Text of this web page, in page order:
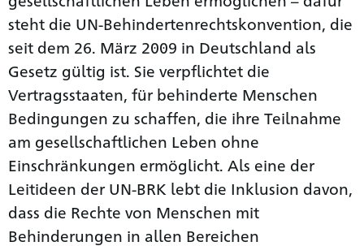
steht die UN-Behinderten­rechts­konvention, die
seit dem 26. März 2009 in Deutschland als
Gesetz gültig ist. Sie verpflichtet die
Vertragsstaaten, für behinderte Menschen
Bedingungen zu schaffen, die ihre Teilnahme
am gesellschaftlichen Leben ohne
Einschränkungen ermöglicht. Als eine der
Leitideen der UN-BRK lebt die Inklusion davon,
dass die Rechte von Menschen mit
Behinderungen in allen Bereichen